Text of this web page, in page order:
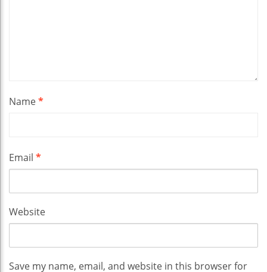
Name*
Email *
Website
Save my name, email, and website in this browser for